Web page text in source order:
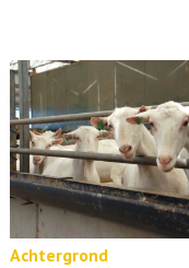
Achtergrond